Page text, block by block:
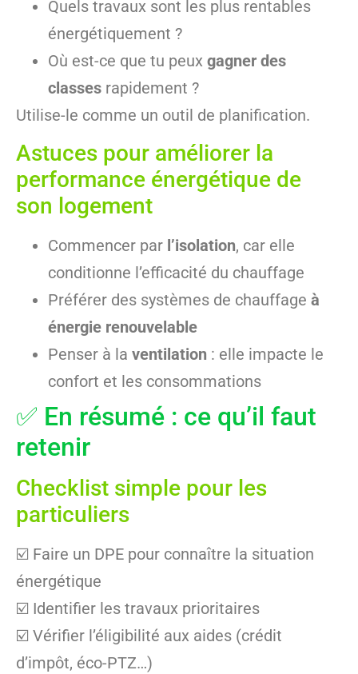
Quels travaux sont les plus rentables
énergétiquement ?
Où est-ce que tu peux gagner des
classes rapidement ?
Utilise-le comme un outil de planification.
Astuces pour améliorer la
performance énergétique de
son logement
Commencer par l’isolation, car elle
conditionne l’efficacité du chauffage
Préférer des systèmes de chauffage à
énergie renouvelable
Penser à la ventilation : elle impacte le
confort et les consommations
✅ En résumé : ce qu’il faut
retenir
Checklist simple pour les
particuliers
☑️ Faire un DPE pour connaître la situation
énergétique
☑️ Identifier les travaux prioritaires
☑️ Vérifier l’éligibilité aux aides (crédit
d’impôt, éco-PTZ…)